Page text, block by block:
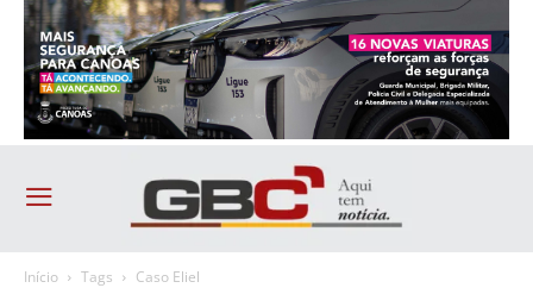
Início Tags Caso Eliel